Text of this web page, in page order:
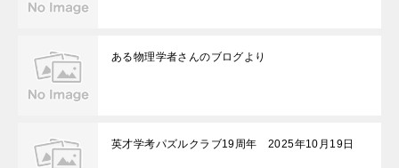
ある物理学者さんのブログより
英才学考パズルクラブ19周年 2025年10月19日